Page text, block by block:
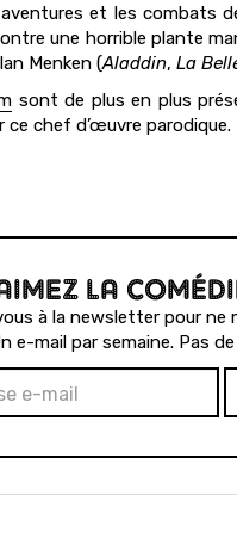
et les combats
une horrible plante
Menken (Aladdin, La
sont de plus en plus
chef d’œuvre parodique.
LA
à la newsletter pour ne
e-mail par semaine. Pas